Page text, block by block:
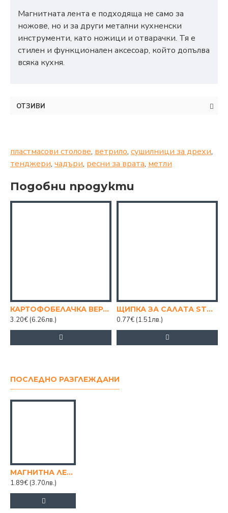
Магнитната лента е подходяща не само за
ножове, но и за други метални кухненски
инструменти, като ножици и отварачки. Тя е
стилен и функционален аксесоар, който допълва
всяка кухня.
ОТЗИВИ
пластмасови столове, ветрило, сушилници за дрехи,
тенджери, чадъри, ресни за врата, метли
Подобни продукти
КАРТОФОБЕЛАЧКА ВЕРТИКАЛНА SHENGYA
3.20€ (6.26лв.)
ЩИПКА ЗА САЛАТА STAINLESS
0.77€ (1.51лв.)
ПОСЛЕДНО РАЗГЛЕЖДАНИ
МАГНИТНА ЛЕНТА ЗА НОЖОВЕ 33/5
1.89€ (3.70лв.)